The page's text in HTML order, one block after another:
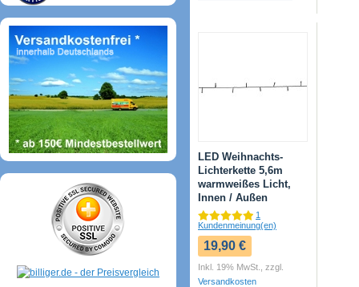
LED Weihnachts-
Lichterkette 5,6m
warmweißes Licht,
Innen / Außen
1
Kundenmeinung(en)
19,90 €
Inkl. 19% MwSt.
zzgl.
Versandkosten